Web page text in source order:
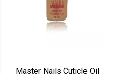
Master Nails Cuticle Oil